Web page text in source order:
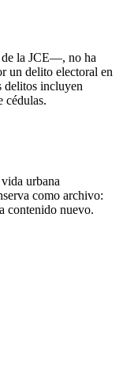
la JCE―, no ha
un delito electoral en
delitos incluyen
cédulas.
urbana
como archivo:
contenido nuevo.